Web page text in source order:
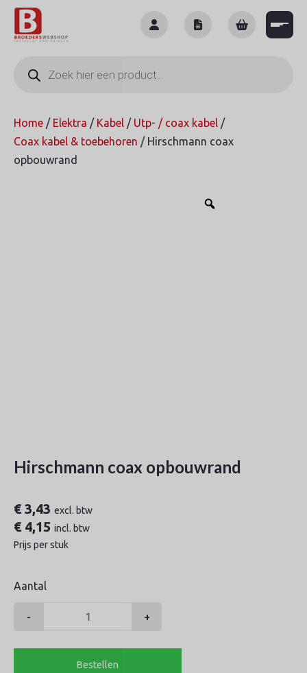
Skip
content
zoeken
Home / Elektra / Kabel / Utp- / coax kabel /
Coax kabel & toebehoren / Hirschmann coax
opbouwrand
Hirschmann coax opbouwrand
€ 3,43 excl. btw
€ 4,15 incl. btw
Prijs per stuk
Aantal
- +
Bestellen